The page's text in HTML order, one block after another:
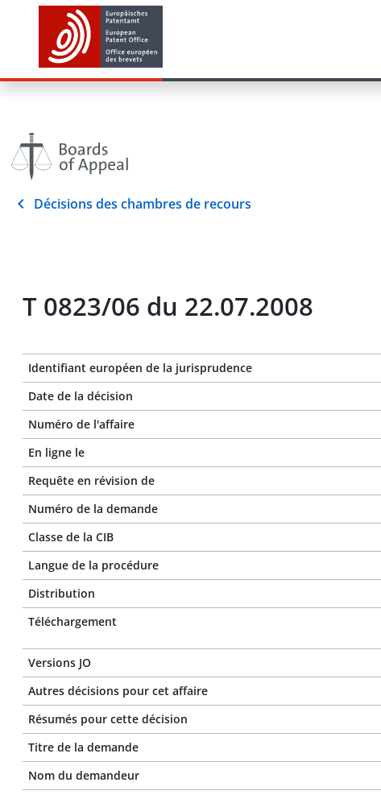
Décisions des chambres de recours
T 0823/06 du 22.07.2008
Identifiant européen de la jurisprudence
Date de la décision
Numéro de l'affaire
En ligne le
Requête en révision de
Numéro de la demande
Classe de la CIB
Langue de la procédure
Distribution
Téléchargement
Versions JO
Autres décisions pour cet affaire
Résumés pour cette décision
Titre de la demande
Nom du demandeur